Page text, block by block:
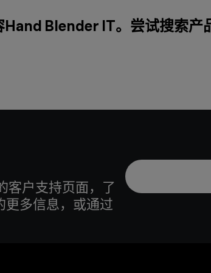
Hand Blender IT。尝试搜索产
客户支持页面，了
更多信息，或通过